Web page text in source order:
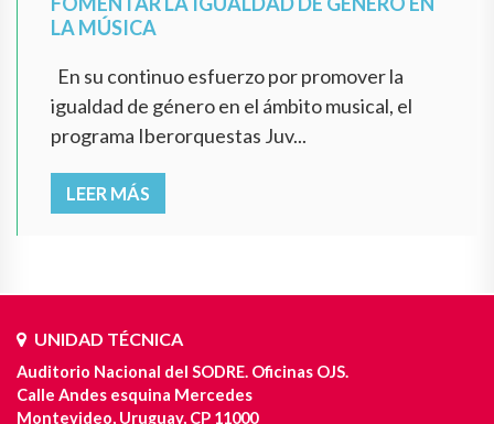
LA MÚSICA
En su continuo esfuerzo por promover la
igualdad de género en el ámbito musical, el
programa Iberorquestas Juv...
LEER MÁS
UNIDAD TÉCNICA
Auditorio Nacional del SODRE. Oficinas OJS.
Calle Andes esquina Mercedes
Montevideo, Uruguay, CP 11000